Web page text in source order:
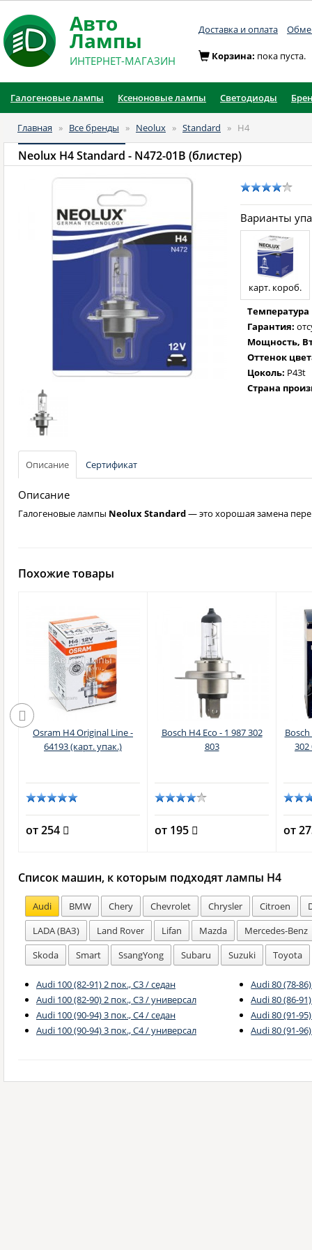
Авто
Лампы
ИНТЕРНЕТ-МАГАЗИН
Доставка и оплата
Корзина: пока пуста.
Галогеновые лампы Ксеноновые лампы Светодиоды
Главная » Все бренды » Neolux » Standard » H4
Neolux H4 Standard - N472-01B (блистер)
Варианты
карт. короб.
Температура
Гарантия:
Мощность,
Оттенок
Цоколь: P43t
Страна
Описание Сертификат
Описание
Галогеновые лампы Neolux Standard— это хорошая замена
Похожие товары
Osram H4 Original Line -
64193 (карт. упак.)
от 254
Bosch H4 Eco - 1 987 302
803
от 195
302
от
Список машин, к которым подходят лампы H4
Audi BMW Chery Chevrolet Chrysler Citroen
LADA (ВАЗ)
Land Rover Lifan Mazda
Mercedes-Benz
Skoda
Smart SsangYong Subaru Suzuki Toyota
Audi 100 (82-91) 2 пок., C3 / седан
Audi 100 (82-90) 2 пок., C3 / универсал
Audi 100 (90-94) 3 пок., C4 / седан
Audi 100 (90-94) 3 пок., C4 / универсал
Audi 80 (78-
Audi 80 (86-
Audi 80 (91-
Audi 80 (91-